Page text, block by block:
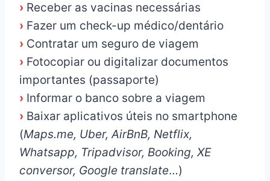
› Receber as vacinas necessárias
› Fazer um check-up médico/dentário
› Contratar um seguro de viagem
› Fotocopiar ou digitalizar documentos
importantes (passaporte)
› Informar o banco sobre a viagem
› Baixar aplicativos úteis no smartphone
(Maps.me, Uber, AirBnB, Netflix,
Whatsapp, Tripadvisor, Booking, XE
conversor, Google translate…)